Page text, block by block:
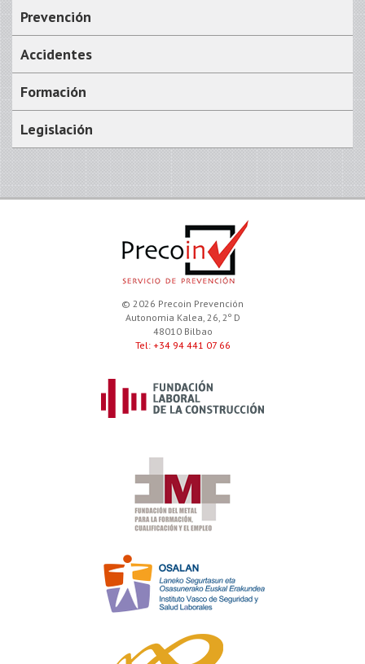
Prevención
Accidentes
Formación
Legislación
© 2026 Precoin Prevención
Autonomia Kalea, 26, 2º D
48010 Bilbao
Tel: +34 94 441 07 66